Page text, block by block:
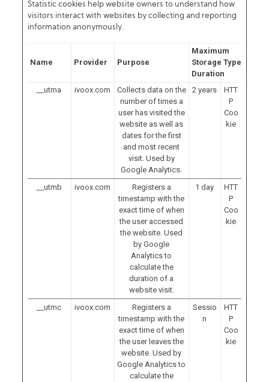
Statistic cookies help website owners to understand how
visitors interact with websites by collecting and reporting
information anonymously.
Name Provider Purpose
Maximum
Storage
Duration
Type
__utma ivoox.com
Collects data on the
number of times a
user has visited the
website as well as
dates for the first
and most recent
visit. Used by
Google Analytics.
2 years
HTT
P
Coo
kie
__utmb ivoox.com
Registers a
timestamp with the
exact time of when
the user accessed
the website. Used
by Google
Analytics to
calculate the
duration of a
website visit.
1 day
HTT
P
Coo
kie
__utmc ivoox.com
Registers a
timestamp with the
exact time of when
the user leaves the
website. Used by
Google Analytics to
calculate the
Sessio
n
HTT
P
Coo
kie